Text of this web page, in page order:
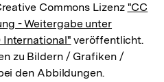
Commons Lizenz "CC
- Weitergabe unter
International" veröffentlicht.
zu Bildern / Grafiken /
den Abbildungen.